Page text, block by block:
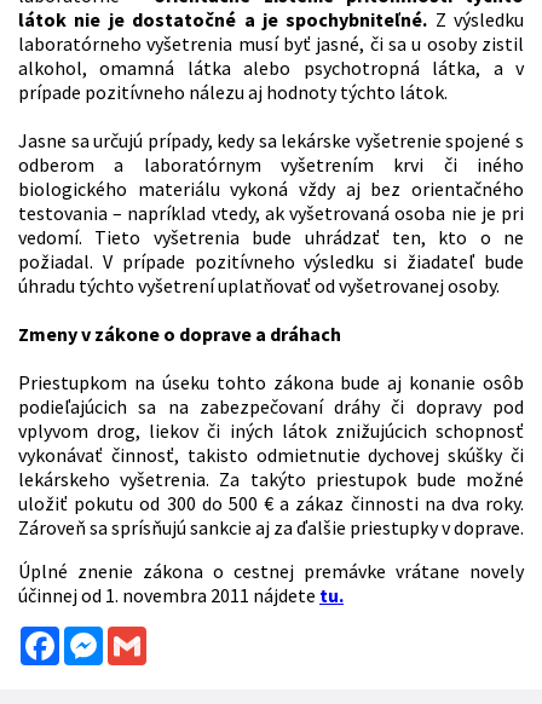
látok nie je dostatočné a je spochybniteľné. Z výsledku
laboratórneho vyšetrenia musí byť jasné, či sa u osoby zistil
alkohol, omamná látka alebo psychotropná látka, a v
prípade pozitívneho nálezu aj hodnoty týchto látok.
Jasne sa určujú prípady, kedy sa lekárske vyšetrenie spojené s
odberom a laboratórnym vyšetrením krvi či iného
biologického materiálu vykoná vždy aj bez orientačného
testovania – napríklad vtedy, ak vyšetrovaná osoba nie je pri
vedomí. Tieto vyšetrenia bude uhrádzať ten, kto o ne
požiadal. V prípade pozitívneho výsledku si žiadateľ bude
úhradu týchto vyšetrení uplatňovať od vyšetrovanej osoby.
Zmeny v zákone o doprave a dráhach
Priestupkom na úseku tohto zákona bude aj konanie osôb
podieľajúcich sa na zabezpečovaní dráhy či dopravy pod
vplyvom drog, liekov či iných látok znižujúcich schopnosť
vykonávať činnosť, takisto odmietnutie dychovej skúšky či
lekárskeho vyšetrenia. Za takýto priestupok bude možné
uložiť pokutu od 300 do 500 € a zákaz činnosti na dva roky.
Zároveň sa sprísňujú sankcie aj za ďalšie priestupky v doprave.
Úplné znenie zákona o cestnej premávke vrátane novely
účinnej od 1. novembra 2011 nájdete tu.
FacebookMessenger